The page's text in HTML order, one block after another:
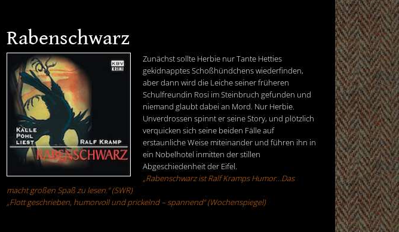
Rabenschwarz
Zunächst sollte Herbie nur Tante Hetties
gekidnapptes Schoßhündchens wiederfinden,
aber dann wird die Leiche seiner früheren
Schulfreundin Rosi im Steinbruch gefunden und
niemand glaubt dabei an Mord. Nur Herbie.
Unverdrossen spinnt er seine Story, und plötzlich
verquicken sich seine beiden Fälle auf
erstaunliche Weise miteinander und führen ihn in
ein Nobelhotel inmitten der stillen
Abgeschiedenheit der Eifel.
„Rabenschwarz ist Ralf Kramps Humor…Das
macht großen Spaß zu lesen.“ (SWR)
„Flott geschrieben, humorvoll und prickelnd – spannend“ (Wochenspiegel)